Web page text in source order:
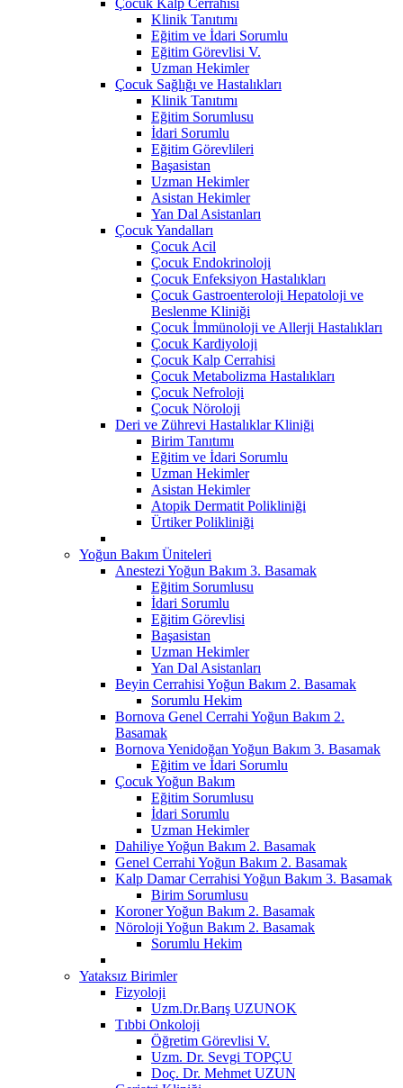
Klinik Tanıtımı
Eğitim ve İdari Sorumlu
Eğitim Görevlisi V.
Uzman Hekimler
Çocuk Sağlığı ve Hastalıkları
Klinik Tanıtımı
Eğitim Sorumlusu
İdari Sorumlu
Eğitim Görevlileri
Başasistan
Uzman Hekimler
Asistan Hekimler
Yan Dal Asistanları
Çocuk Yandalları
Çocuk Acil
Çocuk Endokrinoloji
Çocuk Enfeksiyon Hastalıkları
Çocuk Gastroenteroloji Hepatoloji ve
Beslenme Kliniği
Çocuk İmmünoloji ve Allerji Hastalıkları
Çocuk Kardiyoloji
Çocuk Kalp Cerrahisi
Çocuk Metabolizma Hastalıkları
Çocuk Nefroloji
Çocuk Nöroloji
Deri ve Zührevi Hastalıklar Kliniği
Birim Tanıtımı
Eğitim ve İdari Sorumlu
Uzman Hekimler
Asistan Hekimler
Atopik Dermatit Polikliniği
Ürtiker Polikliniği
Yoğun Bakım Üniteleri
Anestezi Yoğun Bakım 3. Basamak
Eğitim Sorumlusu
İdari Sorumlu
Eğitim Görevlisi
Başasistan
Uzman Hekimler
Yan Dal Asistanları
Beyin Cerrahisi Yoğun Bakım 2. Basamak
Sorumlu Hekim
Bornova Genel Cerrahi Yoğun Bakım 2.
Basamak
Bornova Yenidoğan Yoğun Bakım 3. Basamak
Eğitim ve İdari Sorumlu
Çocuk Yoğun Bakım
Eğitim Sorumlusu
İdari Sorumlu
Uzman Hekimler
Dahiliye Yoğun Bakım 2. Basamak
Genel Cerrahi Yoğun Bakım 2. Basamak
Kalp Damar Cerrahisi Yoğun Bakım 3. Basamak
Birim Sorumlusu
Koroner Yoğun Bakım 2. Basamak
Nöroloji Yoğun Bakım 2. Basamak
Sorumlu Hekim
Yataksız Birimler
Fizyoloji
Uzm.Dr.Barış UZUNOK
Tıbbi Onkoloji
Öğretim Görevlisi V.
Uzm. Dr. Sevgi TOPÇU
Doç. Dr. Mehmet UZUN